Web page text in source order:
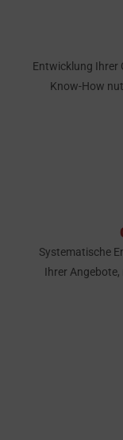
Entwicklung Ihrer
Know-How
Systematische
Ihrer